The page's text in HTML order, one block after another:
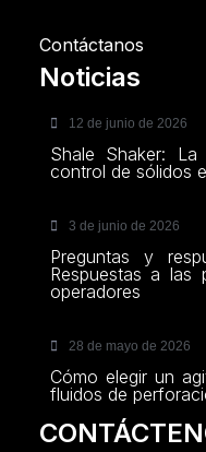
Contáctanos
Noticias
12 de junio de 2026
Shale Shaker:
control de sólidos
3 de junio de 2026
Preguntas y
Respuestas a las
operadores
28 de mayo de 2026
Cómo elegir un
fluidos de